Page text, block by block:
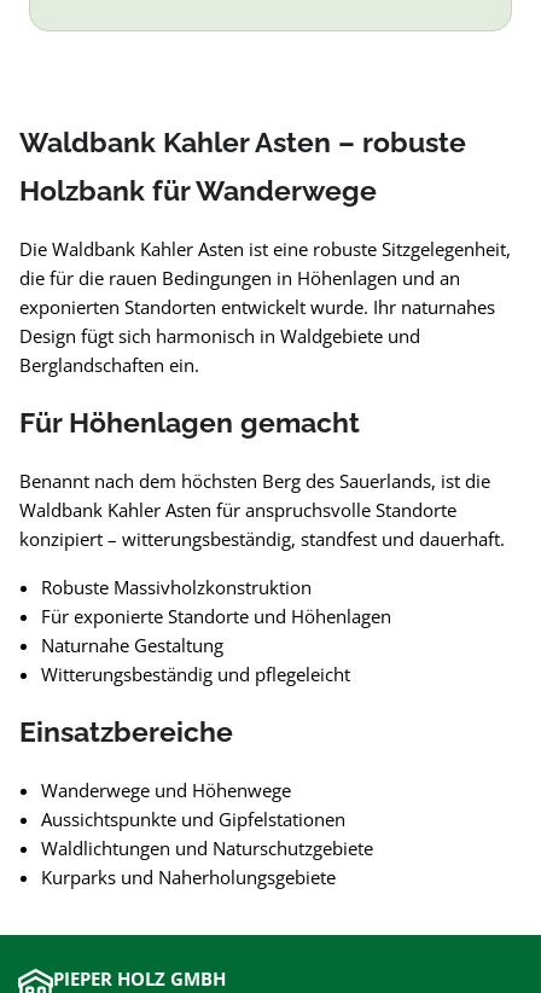
Waldbank Kahler Asten – robuste
Holzbank für Wanderwege
Die Waldbank Kahler Asten ist eine robuste Sitzgelegenheit,
die für die rauen Bedingungen in Höhenlagen und an
exponierten Standorten entwickelt wurde. Ihr naturnahes
Design fügt sich harmonisch in Waldgebiete und
Berglandschaften ein.
Für Höhenlagen gemacht
Benannt nach dem höchsten Berg des Sauerlands, ist die
Waldbank Kahler Asten für anspruchsvolle Standorte
konzipiert – witterungsbeständig, standfest und dauerhaft.
Robuste Massivholzkonstruktion
Für exponierte Standorte und Höhenlagen
Naturnahe Gestaltung
Witterungsbeständig und pflegeleicht
Einsatzbereiche
Wanderwege und Höhenwege
Aussichtspunkte und Gipfelstationen
Waldlichtungen und Naturschutzgebiete
Kurparks und Naherholungsgebiete
PIEPER HOLZ GMBH